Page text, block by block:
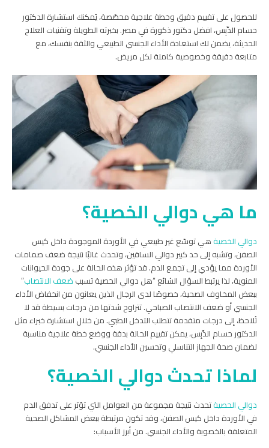
للحصول على تقييم دقيق وخطة علاجية مخصّصة، يُمكنك استشارة الدكتور
حسام الدِّبِس، افضل دكتور ذكورة في مصر. بخبرته الطويلة وتقنيات العلاج
الحديثة، يضمن لك استعادة الأداء الجنسي الطبيعي والثقة بنفسك، مع
متابعة دقيقة وخصوصية كاملة لكل مريض.
ما هي دوالي الخصية؟
دوالي الخصية هي توسّع غير طبيعي في الأوردة الموجودة داخل كيس
الصفن، وتشبه إلى حد كبير دوالي الساقين، وتحدث غالبًا نتيجة ضعف صمامات
الأوردة مما يؤدي إلى تجمع الدم. قد تؤثر هذه الحالة على جودة الحيوانات
المنوية، لذا يرتبط السؤال الشائع “هل دوالي الخصية تسبب ضعف الانتصاب”
ببعض المخاوف الصحية، خصوصًا لدى الرجال الذين يعانون من انخفاض الأداء
الجنسي أو ضعف الانتصاب الصباحي. تتراوح شدتها من درجات بسيطة قد لا
تُلاحظ، إلى درجات متقدمة تتطلب التدخل الطبي. من خلال استشارة خبراء مثل
الدكتور حسام الدِّبِس، يمكن تقييم الحالة بدقة ووضع خطة علاجية مناسبة
لضمان صحة الجهاز التناسلي وتحسين الأداء الجنسي.
لماذا تحدث دوالي الخصية؟
دوالي الخصيةتحدث نتيجة مجموعة من العوامل التي تؤثر على تدفق الدم
في الأوردة داخل كيس الصفن، وقد تكون مرتبطة ببعض المشاكل الصحية
المتعلقة بالخصوبة والأداء الجنسي. من أبرز الأسباب: